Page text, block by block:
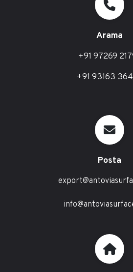
Arama
+91 97269
+91 93163
Posta